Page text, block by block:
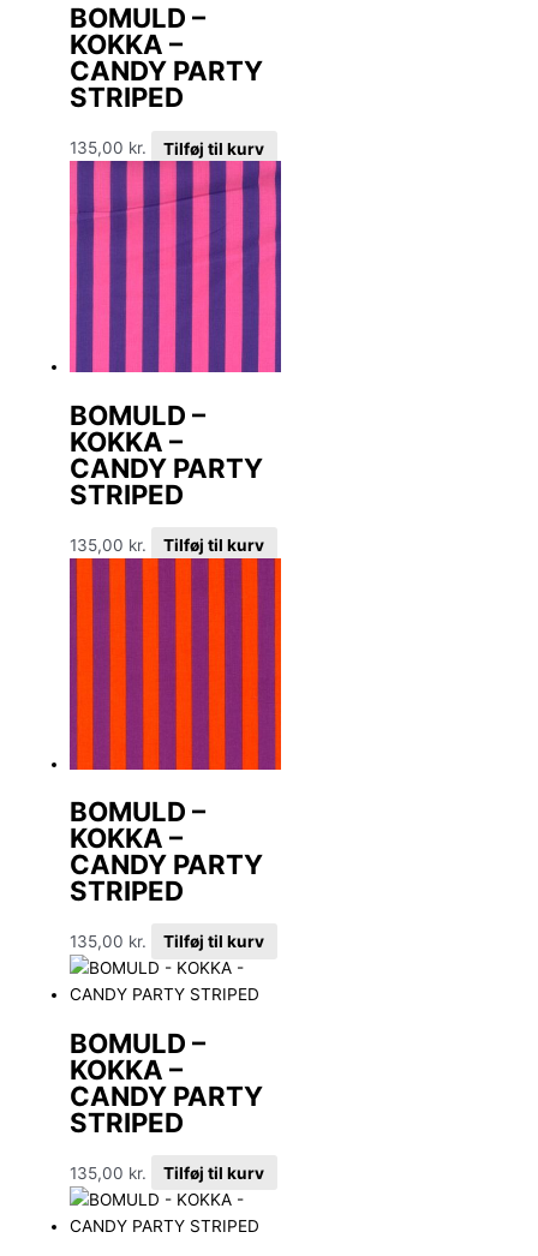
BOMULD –
KOKKA –
CANDY PARTY
STRIPED
135,00 kr. Tilføj til kurv
BOMULD –
KOKKA –
CANDY PARTY
STRIPED
135,00 kr. Tilføj til kurv
BOMULD –
KOKKA –
CANDY PARTY
STRIPED
135,00 kr. Tilføj til kurv
BOMULD –
KOKKA –
CANDY PARTY
STRIPED
135,00 kr. Tilføj til kurv